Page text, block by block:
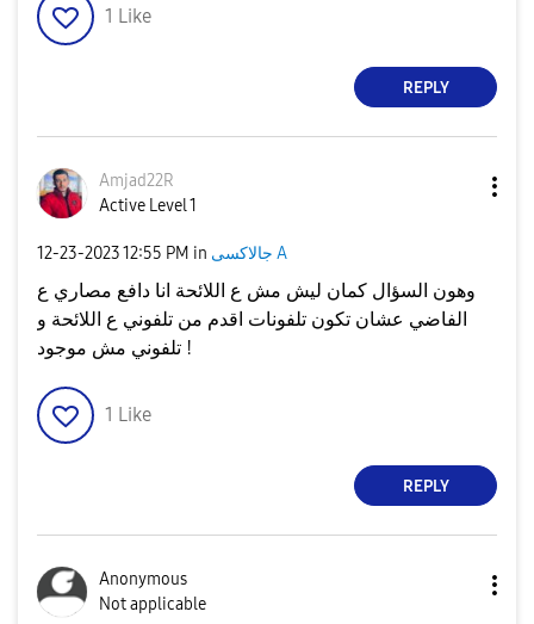
1 Like
REPLY
Amjad22R
Active Level 1
‎12-23-202312:55 PM in جالاكسى A
وهون السؤال كمان ليش مش ع اللائحة انا دافع مصاري ع
الفاضي عشان تكون تلفونات اقدم من تلفوني ع اللائحة و
تلفوني مش موجود !
1 Like
REPLY
Anonymous
Not applicable